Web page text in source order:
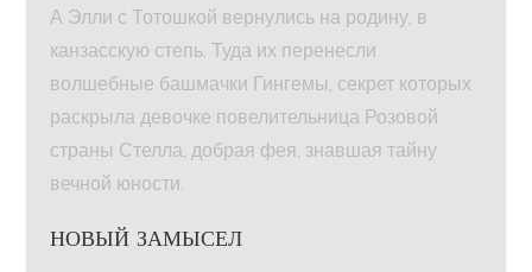
А Элли с Тотошкой вернулись на родину, в
канзасскую степь. Туда их перенесли
волшебные башмачки Гингемы, секрет которых
раскрыла девочке повелительница Розовой
страны Стелла, добрая фея, знавшая тайну
вечной юности.
НОВЫЙ ЗАМЫСЕЛ